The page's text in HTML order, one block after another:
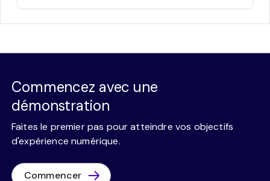
Commencez avec une
démonstration
Faites le premier pas pour atteindre vos objectifs
d'expérience numérique.
Commencer